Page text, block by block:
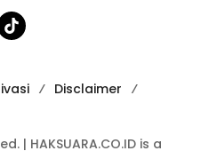
Disclaimer
| HAKSUARA.CO.ID is a